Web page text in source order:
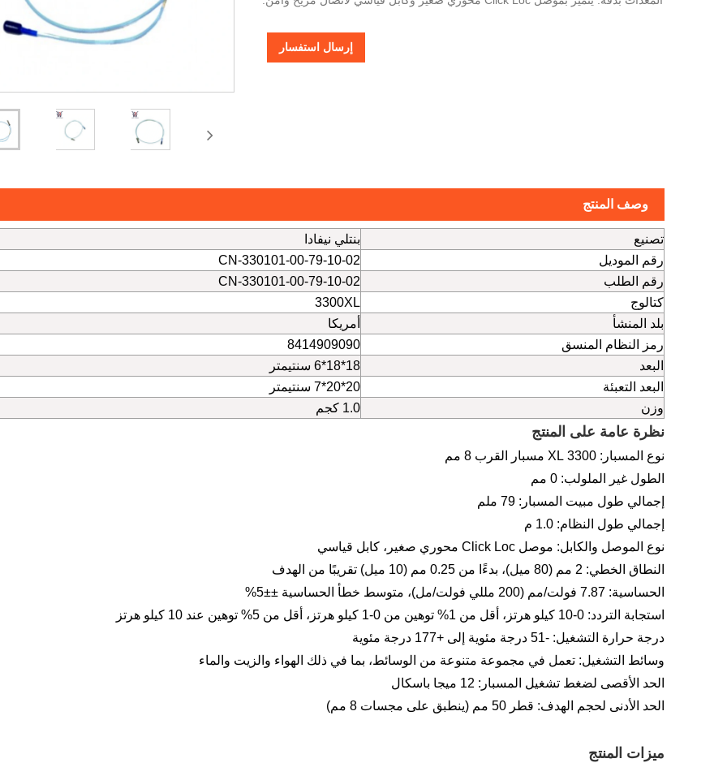
إرسال استفسار
وصف المنتج
تصنيع
بنتلي نيفادا
رقم الموديل
330101-00-79-10-02-CN
رقم الطلب
330101-00-79-10-02-CN
كتالوج
3300XL
بلد المنشأ
أمريكا
رمز النظام المنسق
8414909090
البعد
18*18*6 سنتيمتر
البعد التعبئة
20*20*7 سنتيمتر
وزن
1.0 كجم
نظرة عامة على المنتج
نوع المسبار: 3300 XL مسبار القرب 8 مم
الطول غير الملولب: 0 مم
إجمالي طول مبيت المسبار: 79 ملم
إجمالي طول النظام: 1.0 م
نوع الموصل والكابل: موصل Click Loc محوري صغير، كابل قياسي
النطاق الخطي: 2 مم (80 ميل)، بدءًا من 0.25 مم (10 ميل) تقريبًا من الهدف
الحساسية: 7.87 فولت/مم (200 مللي فولت/مل)، متوسط ​​خطأ الحساسية ±±5%
استجابة التردد: 0-10 كيلو هرتز، أقل من 1% توهين من 0-1 كيلو هرتز، أقل من 5% توهين عند 10 كيلو هرتز
درجة حرارة التشغيل: -51 درجة مئوية إلى +177 درجة مئوية
وسائط التشغيل: تعمل في مجموعة متنوعة من الوسائط، بما في ذلك الهواء والزيت والماء
الحد الأقصى لضغط تشغيل المسبار: 12 ميجا باسكال
الحد الأدنى لحجم الهدف: قطر 50 مم (ينطبق على مجسات 8 مم)
ميزات المنتج